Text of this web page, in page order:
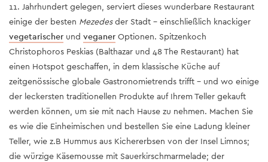
11. Jahrhundert gelegen, serviert dieses wunderbare Restaurant
einige der besten Mezedesder Stadt - einschließlich knackiger
vegetarischer und veganer Optionen. Spitzenkoch
Christophoros Peskias (Balthazar und 48 The Restaurant) hat
einen Hotspot geschaffen, in dem klassische Küche auf
zeitgenössische globale Gastronomietrends trifft - und wo einige
der leckersten traditionellen Produkte auf Ihrem Teller gekauft
werden können, um sie mit nach Hause zu nehmen. Machen Sie
es wie die Einheimischen und bestellen Sie eine Ladung kleiner
Teller, wie z.B Hummus aus Kichererbsen von der Insel Limnos;
die würzige Käsemousse mit Sauerkirschmarmelade; der